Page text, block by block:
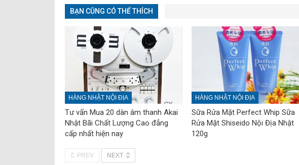
BẠN CŨNG CÓ THỂ THÍCH
HÀNG NHẬT NỘI ĐỊA
Tư vấn Mua 20 dàn âm thanh Akai
Nhật Bãi Chất Lượng Cao đẳng
cấp nhất hiện nay
HÀNG NHẬT NỘI ĐỊA
Sữa Rửa Mặt Perfect Whip Sữa
Rửa Mặt Shiseido Nội Địa Nhật
120g
PREV NEXT